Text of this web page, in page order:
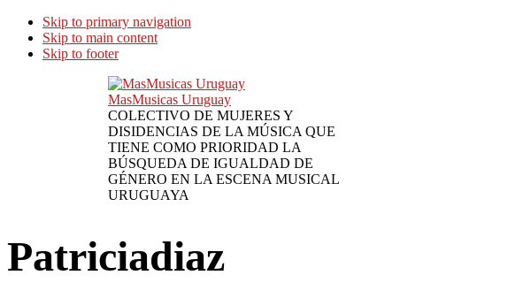
Skip to primary navigation
Skip to main content
Skip to footer
MasMusicas Uruguay
COLECTIVO DE MUJERES Y
DISIDENCIAS DE LA MÚSICA QUE
TIENE COMO PRIORIDAD LA
BÚSQUEDA DE IGUALDAD DE
GÉNERO EN LA ESCENA MUSICAL
URUGUAYA
Patriciadiaz